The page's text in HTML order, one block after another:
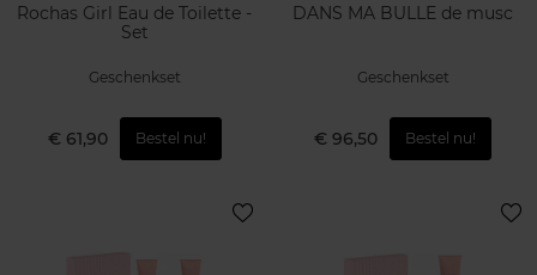
Rochas Girl Eau de Toilette -
Set
Geschenkset
€ 61,90 Bestel nu!
DANS MA BULLE de musc
Geschenkset
€ 96,50 Bestel nu!